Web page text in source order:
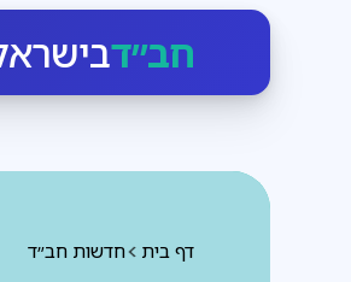
חב״ד
חדשות חב״ד דף בית